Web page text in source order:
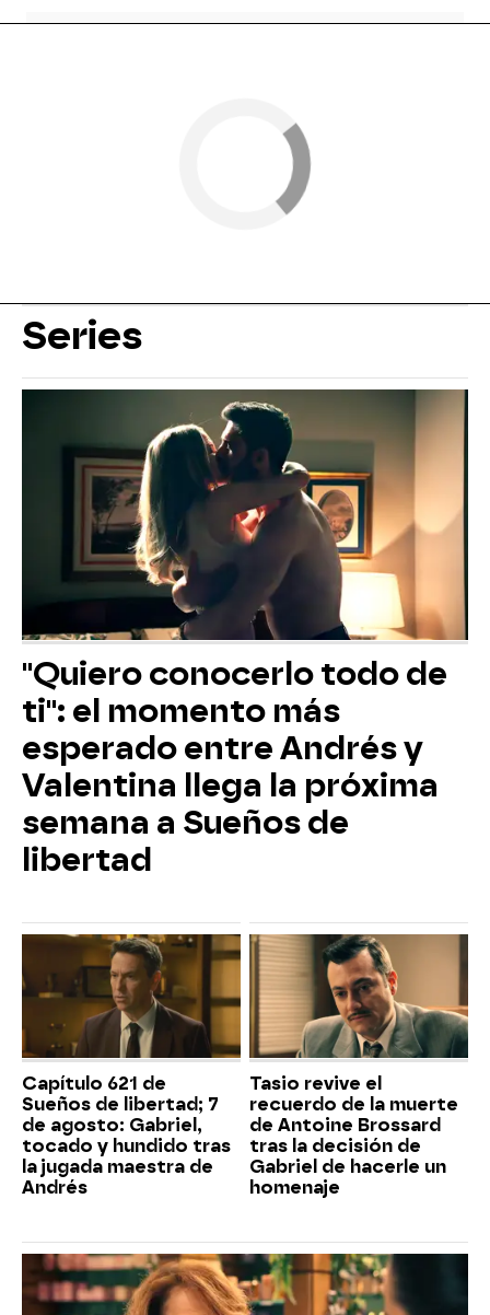
Series
"Quiero conocerlo todo de
ti": el momento más
esperado entre Andrés y
Valentina llega la próxima
semana a Sueños de
libertad
Capítulo 621 de
Sueños de libertad; 7
de agosto: Gabriel,
tocado y hundido tras
la jugada maestra de
Andrés
Tasio revive el
recuerdo de la muerte
de Antoine Brossard
tras la decisión de
Gabriel de hacerle un
homenaje